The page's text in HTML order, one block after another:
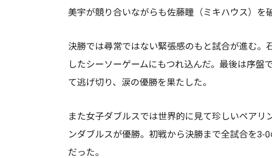
美宇が競り合いながらも佐藤瞳（ミキハウス）を
決勝では尋常ではない緊張感のもと試合が進む。
したシーソーゲームにもつれ込んだ。最後は序盤
て逃げ切り、涙の優勝を果たした。
また女子ダブルスでは世界的に見て珍しいペア
ンダブルスが優勝。初戦から決勝まで全試合を3-
だった。